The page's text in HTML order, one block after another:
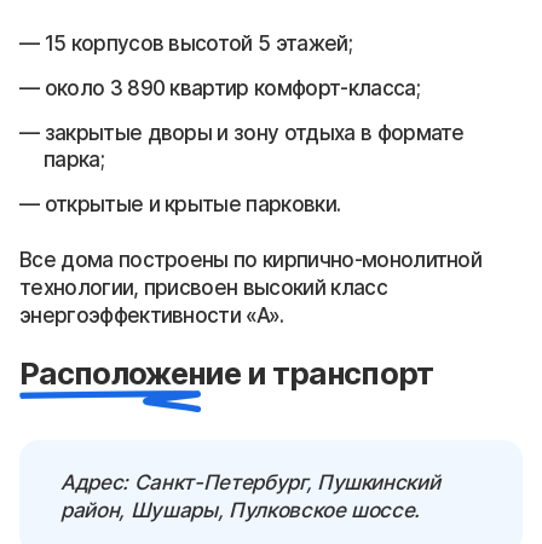
15 корпусов высотой 5 этажей;
около 3 890 квартир комфорт-класса;
закрытые дворы и зону отдыха в формате
парка;
открытые и крытые парковки.
Все дома построены по кирпично-монолитной
технологии, присвоен высокий класс
энергоэффективности «А».
Расположение и транспорт
Адрес: Санкт-Петербург, Пушкинский
район, Шушары, Пулковское шоссе.